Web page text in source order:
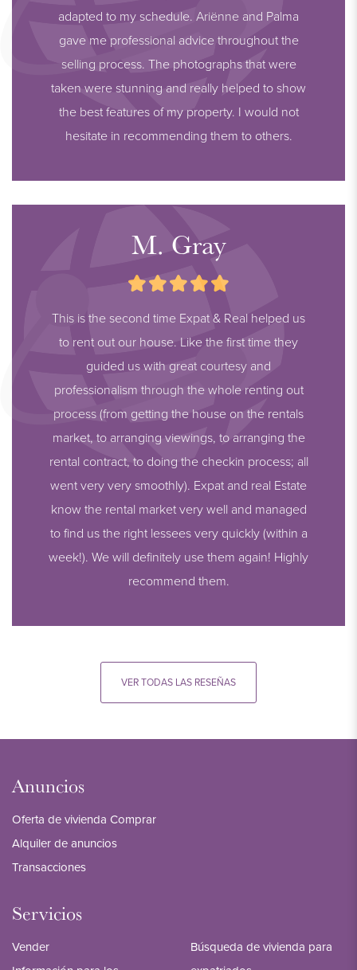
adapted to my schedule. Ariënne and Palma
gave me professional advice throughout the
selling process. The photographs that were
taken were stunning and really helped to show
the best features of my property. I would not
hesitate in recommending them to others.
M. Gray
This is the second time Expat & Real helped us
to rent out our house. Like the first time they
guided us with great courtesy and
professionalism through the whole renting out
process (from getting the house on the rentals
market, to arranging viewings, to arranging the
rental contract, to doing the checkin process; all
went very very smoothly). Expat and real Estate
know the rental market very well and managed
to find us the right lessees very quickly (within a
week!). We will definitely use them again! Highly
recommend them.
VER TODAS LAS RESEÑAS
Anuncios
Oferta de vivienda Comprar
Alquiler de anuncios
Transacciones
Servicios
Vender
Búsqueda de vivienda para